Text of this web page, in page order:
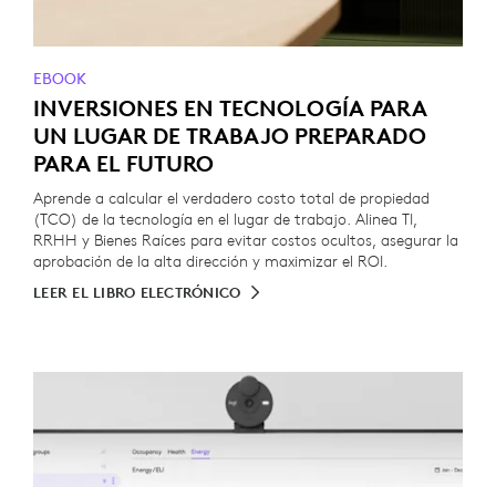
EBOOK
INVERSIONES EN TECNOLOGÍA PARA
UN LUGAR DE TRABAJO PREPARADO
PARA EL FUTURO
Aprende a calcular el verdadero costo total de propiedad
(TCO) de la tecnología en el lugar de trabajo. Alinea TI,
RRHH y Bienes Raíces para evitar costos ocultos, asegurar la
aprobación de la alta dirección y maximizar el ROI.
LEER EL LIBRO ELECTRÓNICO